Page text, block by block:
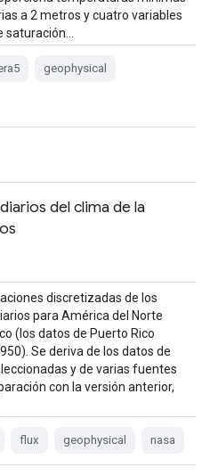
a 2 metros y cuatro variables
saturación…
geophysical
del clima de la
discretizadas de los
para América del Norte
(los datos de Puerto Rico
Se deriva de los datos de
y de varias fuentes
con la versión anterior,
flux geophysical nasa